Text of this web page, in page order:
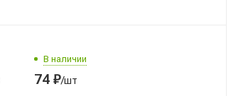
В наличии
74 ₽/шт